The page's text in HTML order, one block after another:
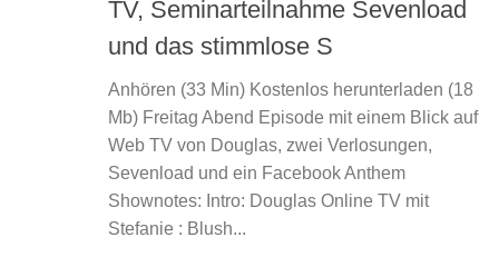
TV, Seminarteilnahme Sevenload
und das stimmlose S
Anhören (33 Min) Kostenlos herunterladen (18
Mb) Freitag Abend Episode mit einem Blick auf
Web TV von Douglas, zwei Verlosungen,
Sevenload und ein Facebook Anthem
Shownotes: Intro: Douglas Online TV mit
Stefanie : Blush...